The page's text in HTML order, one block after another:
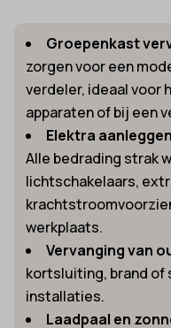
Groepenkast
zorgen voor een
verdeler, ideaal voor
apparaten of bij een
Elektra
Alle bedrading strak
lichtschakelaars,
werkplaats.
Vervanging van
kortsluiting, brand
installaties.
Laadpaal en